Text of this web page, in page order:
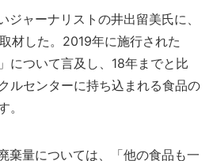
ャーナリストの井出留美氏に、
材した。2019年に施行された
について言及し、18年までと比
ルセンターに持ち込まれる食品の
。
棄量については、「他の食品も一